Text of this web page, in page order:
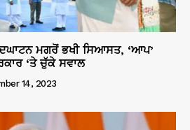
ਮਗਰੋਂ ਭਖੀ ਸਿਆਸਤ, ‘ਆਪ’
‘ਤੇ ਚੁੱਕੇ ਸਵਾਲ
14, 2023